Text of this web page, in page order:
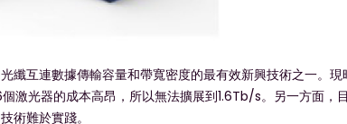
纖互連數據傳輸容量和帶寬密度的最有效新興技術之一
激光器的成本高昂，所以無法擴展到1.6Tb/s。另一方面，
術難於實踐。